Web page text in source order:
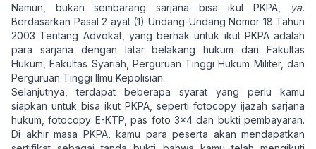
Namun, bukan sembarang sarjana bisa ikut PKPA,
ya.
Berdasarkan Pasal 2 ayat (1) Undang-Undang Nomor 18 Tahun
2003 Tentang Advokat, yang berhak untuk ikut PKPA adalah
para sarjana dengan latar belakang hukum dari Fakultas
Hukum, Fakultas Syariah, Perguruan Tinggi Hukum Militer, dan
Perguruan Tinggi Ilmu Kepolisian.
Selanjutnya, terdapat beberapa syarat yang perlu kamu
siapkan untuk bisa ikut PKPA, seperti fotocopy ijazah sarjana
hukum, fotocopy E-KTP, pas foto 3×4 dan bukti pembayaran.
Di akhir masa PKPA, kamu para peserta akan mendapatkan